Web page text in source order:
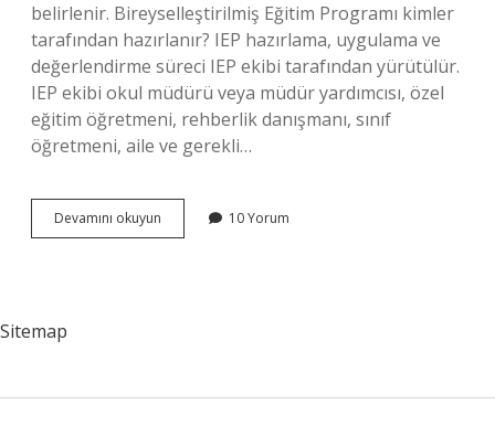
belirlenir. Bireyselleştirilmiş Eğitim Programı kimler
tarafından hazırlanır? IEP hazırlama, uygulama ve
değerlendirme süreci IEP ekibi tarafından yürütülür.
IEP ekibi okul müdürü veya müdür yardımcısı, özel
eğitim öğretmeni, rehberlik danışmanı, sınıf
öğretmeni, aile ve gerekli…
Devamını okuyun Bireyselleştirilmiş
Eğitim
10 Yorum
Sitemap